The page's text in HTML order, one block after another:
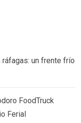
un frente frío
FoodTruck
Ferial